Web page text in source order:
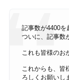
記事数が4400を
ついに、記事数
これも皆様のお
これからも、皆
ろしくお願いし